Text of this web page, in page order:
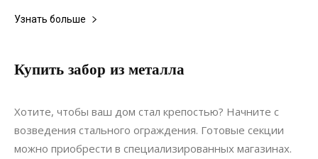
Узнать больше
Купить забор из металла
30.09.2021
Хотите, чтобы ваш дом стал крепостью? Начните с
возведения стального ограждения. Готовые секции
можно приобрести в специализированных магазинах.